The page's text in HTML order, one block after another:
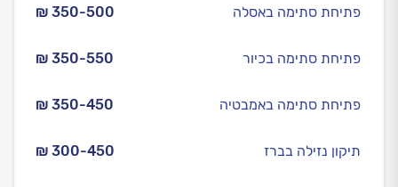
₪ 350-500 פתיחת סתימה באסלה
₪ 350-550 פתיחת סתימה בכיור
₪ 350-450 פתיחת סתימה באמבטיה
₪ 300-450 תיקון נזילה בברז